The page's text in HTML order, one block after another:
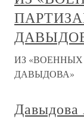
ИЗ
ДАВЫДОВА»
Давыдова